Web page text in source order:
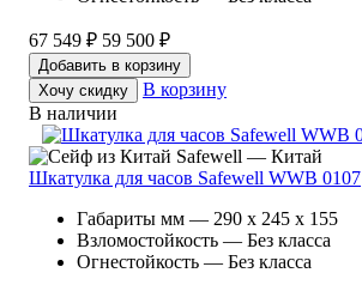
67 549 ₽ 59 500 ₽
Добавить в корзину
Хочу скидку
В корзину
В наличии
Safewell — Китай
Шкатулка для часов Safewell WWB 0107
Габариты мм — 290 x 245 x 155
Взломостойкость — Без класса
Огнестойкость — Без класса